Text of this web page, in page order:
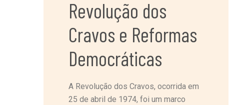
Revolução dos
Cravos e Reformas
Democráticas
A Revolução dos Cravos, ocorrida em
25 de abril de 1974, foi um marco